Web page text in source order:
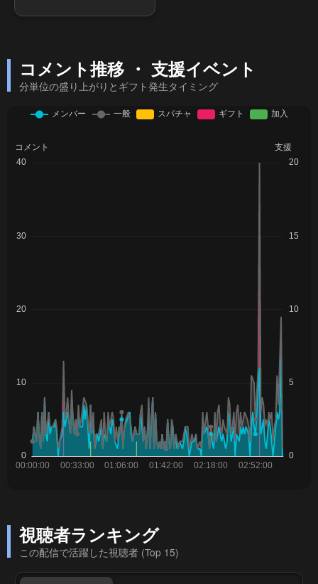
コメント推移 ・ 支援イベント
分単位の盛り上がりとギフト発生タイミング
視聴者ランキング
この配信で活躍した視聴者 (Top 15)